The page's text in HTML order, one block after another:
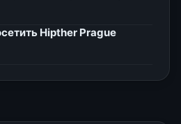
Hipther Prague